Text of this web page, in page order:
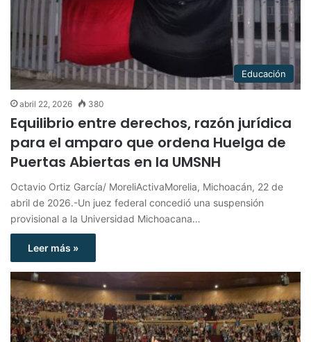
Educación
abril 22, 2026 380
Equilibrio entre derechos, razón jurídica
para el amparo que ordena Huelga de
Puertas Abiertas en la UMSNH
Octavio Ortiz García/ MoreliActivaMorelia, Michoacán, 22 de
abril de 2026.-Un juez federal concedió una suspensión
provisional a la Universidad Michoacana…
Leer más »